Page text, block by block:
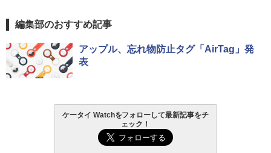
編集部のおすすめ記事
アップル、忘れ物防止タグ「AirTag」発
表
ケータイ Watchをフォローして最新記事をチ
ェック！